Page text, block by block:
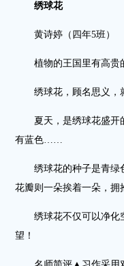
绣球花
黄诗婷（四年5班）
植物的王国里有高贵的
绣球花，顾名思义，就
夏天，是绣球花盛开的
有蓝色……
绣球花的种子是青绿色
花瓣则一朵挨着一朵，拥
绣球花不仅可以净化
望！